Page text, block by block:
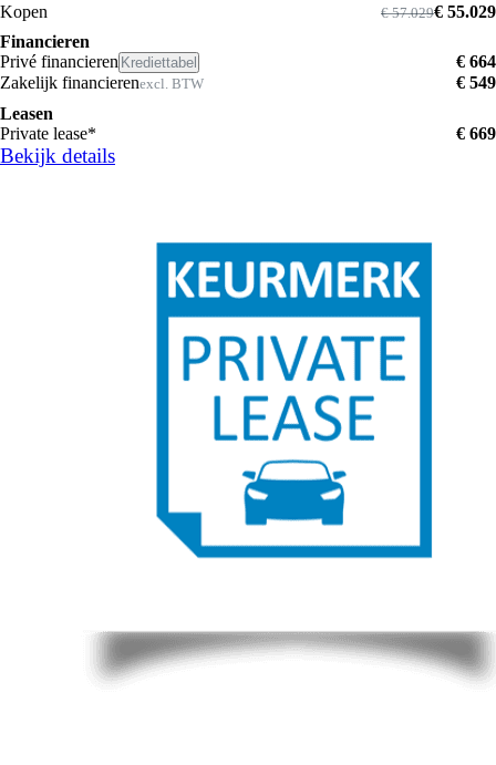
Kopen € 55.029
€ 57.029
Financieren
Privé financieren Krediettabel
€ 664
Zakelijk financierenexcl. BTW
€ 549
Leasen
Private lease*
€ 669
Bekijk details